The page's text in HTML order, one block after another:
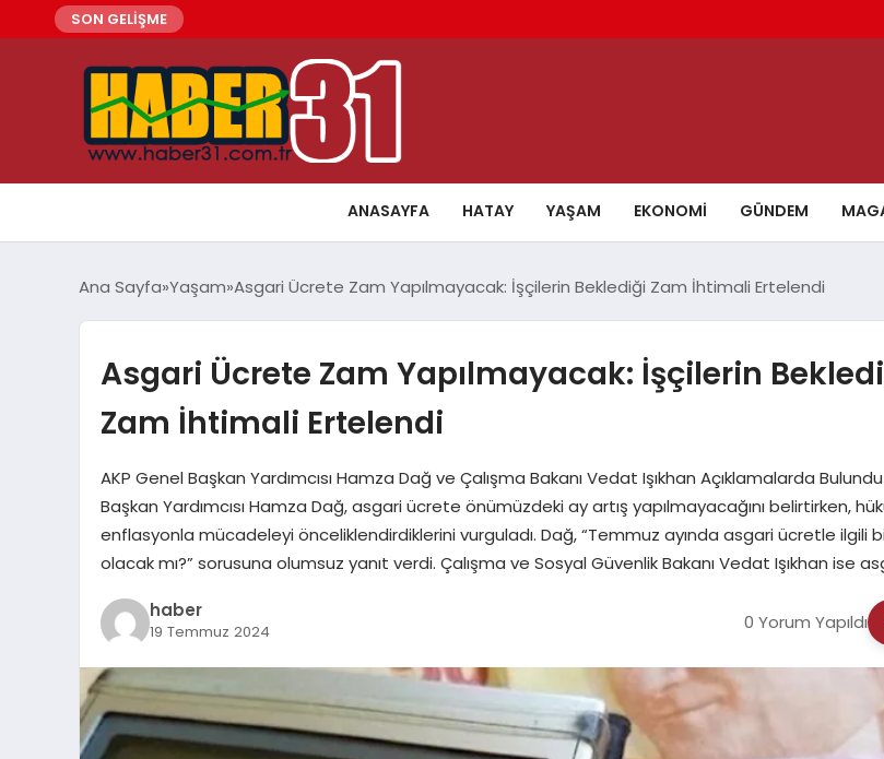
SON GELİŞME
ANASAYFA HATAY YAŞAM EKONOMI GÜNDEM
Ana Sayfa Yaşam Asgari Ücrete Zam Yapılmayacak: İşçilerin Beklediği Zam İhtimali Ertelendi
Asgari Ücrete Zam Yapılmayacak: İşçilerin
Zam İhtimali Ertelendi
AKP Genel Başkan Yardımcısı Hamza Dağ ve Çalışma Bakanı Vedat Işıkhan Açıklamalarda
Başkan Yardımcısı Hamza Dağ, asgari ücrete önümüzdeki ay artış yapılmayacağını belirtirken,
enflasyonla mücadeleyi önceliklendirdiklerini vurguladı. Dağ, “Temmuz ayında asgari ücretle ilgili
olacak mı?” sorusuna olumsuz yanıt verdi. Çalışma ve Sosyal Güvenlik Bakanı Vedat Işıkhan ise
haber
19 Temmuz 2024 0 Yorum Yapıldı